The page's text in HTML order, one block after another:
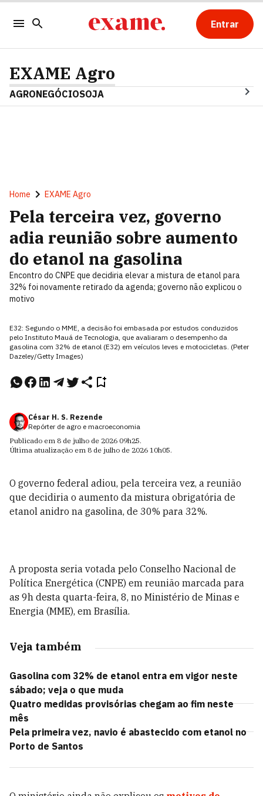
Entrar
EXAME Agro
AGRONEGÓCIOSOJA
Home EXAME Agro
Pela terceira vez, governo
adia reunião sobre aumento
do etanol na gasolina
Encontro do CNPE que decidiria elevar a mistura de etanol para
32% foi novamente retirado da agenda; governo não explicou o
motivo
E32: Segundo o MME, a decisão foi embasada por estudos conduzidos
pelo Instituto Mauá de Tecnologia, que avaliaram o desempenho da
gasolina com 32% de etanol (E32) em veículos leves e motocicletas. (Peter
Dazeley/Getty Images)
César H. S. Rezende
Repórter de agro e macroeconomia
Publicado em 8 de julho de 2026 09h25.
Última atualização em 8 de julho de 2026 10h05.
O governo federal adiou, pela terceira vez, a reunião
que decidiria o aumento da mistura obrigatória de
etanol anidro na gasolina, de 30% para 32%.
A proposta seria votada pelo Conselho Nacional de
Política Energética (CNPE) em reunião marcada para
as 9h desta quarta-feira, 8, no Ministério de Minas e
Energia (MME), em Brasília.
Veja também
Gasolina com 32% de etanol entra em vigor neste
sábado; veja o que muda
Quatro medidas provisórias chegam ao fim neste
mês
Pela primeira vez, navio é abastecido com etanol no
Porto de Santos